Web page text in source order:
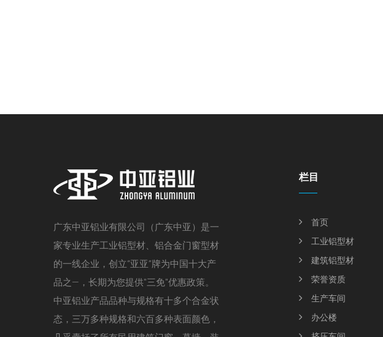
广东中亚铝业有限公司（广东中亚）是一
家专业生产工业铝型材、铝合金门窗型材
的一线企业，创立“亚亚”牌为中国十大产
品之—，长期为您提供"三免"优惠政策。
中亚铝业产品品种与规格有十多个合金状
态，三万多种规格和六百多种表面颜色，
栏目
首页
工业铝型材
建筑铝型材
荣誉资质
生产车间
办公楼